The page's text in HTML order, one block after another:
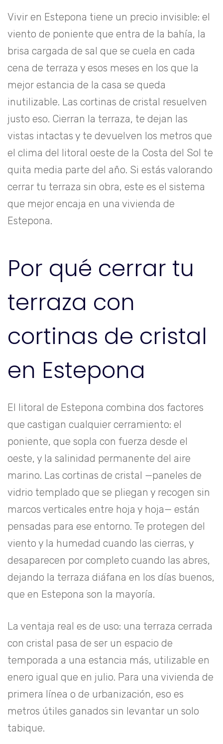
Vivir en Estepona tiene un precio invisible: el
viento de poniente que entra de la bahía, la
brisa cargada de sal que se cuela en cada
cena de terraza y esos meses en los que la
mejor estancia de la casa se queda
inutilizable. Las cortinas de cristal resuelven
justo eso. Cierran la terraza, te dejan las
vistas intactas y te devuelven los metros que
el clima del litoral oeste de la Costa del Sol te
quita media parte del año. Si estás valorando
cerrar tu terraza sin obra, este es el sistema
que mejor encaja en una vivienda de
Estepona.
Por qué cerrar tu
terraza con
cortinas de cristal
en Estepona
El litoral de Estepona combina dos factores
que castigan cualquier cerramiento: el
poniente, que sopla con fuerza desde el
oeste, y la salinidad permanente del aire
marino. Las cortinas de cristal —paneles de
vidrio templado que se pliegan y recogen sin
marcos verticales entre hoja y hoja— están
pensadas para ese entorno. Te protegen del
viento y la humedad cuando las cierras, y
desaparecen por completo cuando las abres,
dejando la terraza diáfana en los días buenos,
que en Estepona son la mayoría.
La ventaja real es de uso: una terraza cerrada
con cristal pasa de ser un espacio de
temporada a una estancia más, utilizable en
enero igual que en julio. Para una vivienda de
primera línea o de urbanización, eso es
metros útiles ganados sin levantar un solo
tabique.